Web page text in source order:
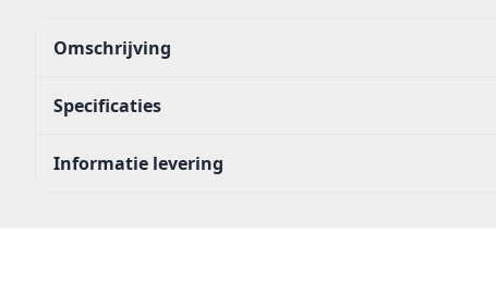
Omschrijving
Specificaties
Informatie levering